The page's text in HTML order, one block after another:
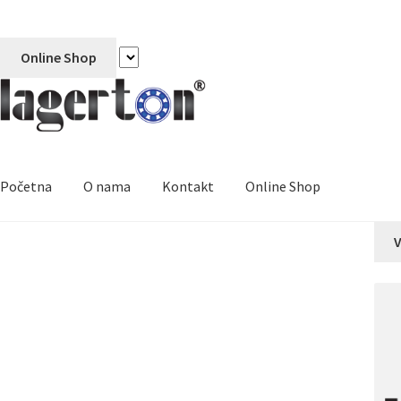
Online Shop
Početna O nama Kontakt Online Shop